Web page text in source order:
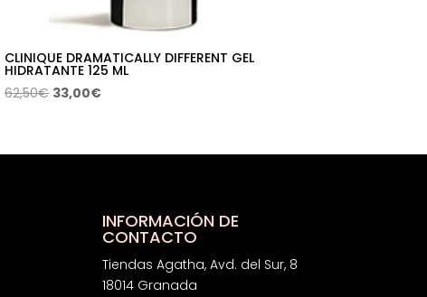
CLINIQUE DRAMATICALLY DIFFERENT GEL
HIDRATANTE 125 ML
62,50€ El
era:
33,00€El
es:
INFORMACIÓN DE
CONTACTO
Tiendas Agatha, Avd. del Sur, 8
18014 Granada